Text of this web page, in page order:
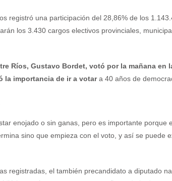
registró una participación del 28,86% de los
los 3.430 cargos electivos provinciales,
Ríos, Gustavo Bordet, votó por la mañana en
la importancia de ir a votara 40 años de
enojado o sin ganas, pero es importante porque
sino que empieza con el voto, y así se puede
registradas, el también precandidato a diputado